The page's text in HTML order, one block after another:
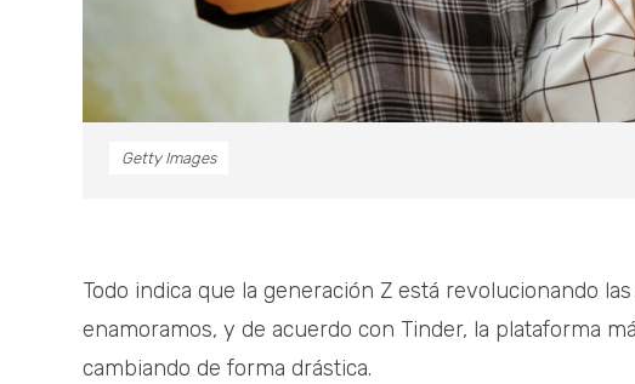
Getty Images
Todo indica que la generación Z está revolucionando
enamoramos, y de acuerdo con Tinder, la plataforma
cambiando de forma drástica.